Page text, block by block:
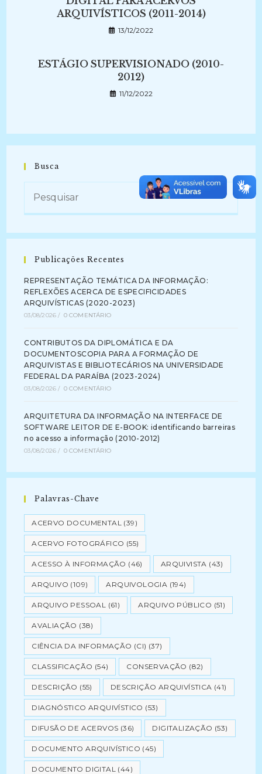
ARQUIVÍSTICOS (2011-2014)
13/12/2022
ESTÁGIO SUPERVISIONADO (2010-
2012)
11/12/2022
Busca
Publicações Recentes
REPRESENTAÇÃO TEMÁTICA DA INFORMAÇÃO:
REFLEXÕES ACERCA DE ESPECIFICIDADES
ARQUIVÍSTICAS (2020-2023)
03/08/2026 / 0 COMENTÁRIO
CONTRIBUTOS DA DIPLOMÁTICA E DA
DOCUMENTOSCOPIA PARA A FORMAÇÃO DE
ARQUIVISTAS E BIBLIOTECÁRIOS NA UNIVERSIDADE
FEDERAL DA PARAÍBA (2023-2024)
03/08/2026 / 0 COMENTÁRIO
ARQUITETURA DA INFORMAÇÃO NA INTERFACE DE
SOFTWARE LEITOR DE E-BOOK: identificando barreiras
no acesso a informação (2010-2012)
03/08/2026 / 0 COMENTÁRIO
Palavras-Chave
ACERVO DOCUMENTAL (39)
ACERVO FOTOGRÁFICO (55)
ACESSO À INFORMAÇÃO (46) ARQUIVISTA (43)
ARQUIVO (109) ARQUIVOLOGIA (194)
ARQUIVO PESSOAL (61) ARQUIVO PÚBLICO (51)
AVALIAÇÃO (38)
CIÊNCIA DA INFORMAÇÃO (CI) (37)
CLASSIFICAÇÃO (54) CONSERVAÇÃO (82)
DESCRIÇÃO (55) DESCRIÇÃO ARQUIVÍSTICA (41)
DIAGNÓSTICO ARQUIVÍSTICO (53)
DIFUSÃO DE ACERVOS (36) DIGITALIZAÇÃO (53)
DOCUMENTO ARQUIVÍSTICO (45)
DOCUMENTO DIGITAL (44)